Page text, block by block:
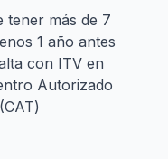
tener más de 7
1 año antes
con ITV en
Autorizado